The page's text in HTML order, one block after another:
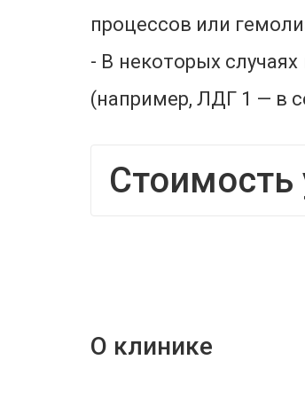
процессов или
- В некоторых
(например, ЛДГ 1 — в
Стоимость
О клинике